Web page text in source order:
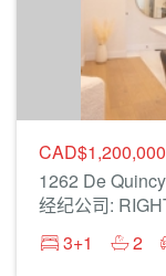
CAD$1,200,000
1262 De
经纪公司:
3+1
2